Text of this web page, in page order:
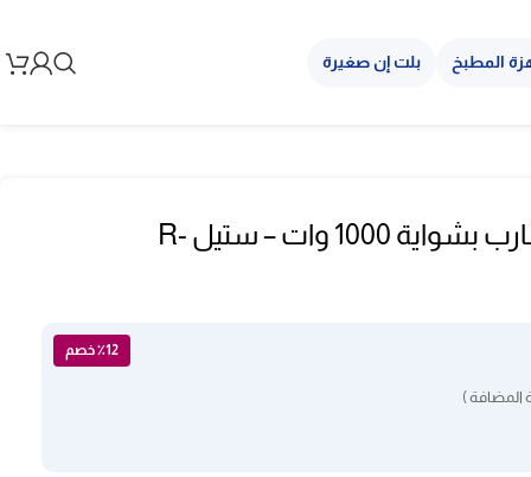
المطبخ بلت إن صغيرة
مايكرويف 34 لتر شارب بشواية 1000 وات – ستيل R-
٪12 خصم
المضافة )